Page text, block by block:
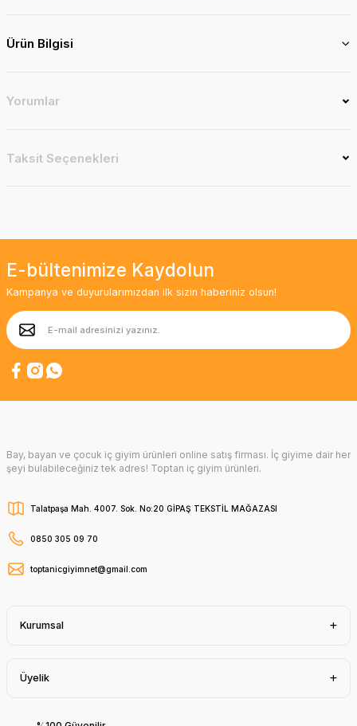
Ürün Bilgisi
Yorumlar
Taksit Seçenekleri
E-bültenimize Kaydolun
Kampanya ve duyurularımızdan ilk sizin haberiniz olsun!
Bay, bayan ve çocuk iç giyim ürünleri online satış firması. İç giyime dair her
şeyi bulabileceğiniz tek adres! Toptan iç giyim ürünleri.
Talatpaşa Mah. 4007. Sok. No:20 GİPAŞ TEKSTİL MAĞAZASI
0850 305 09 70
toptanicgiyimnet@gmail.com
Kurumsal
Üyelik